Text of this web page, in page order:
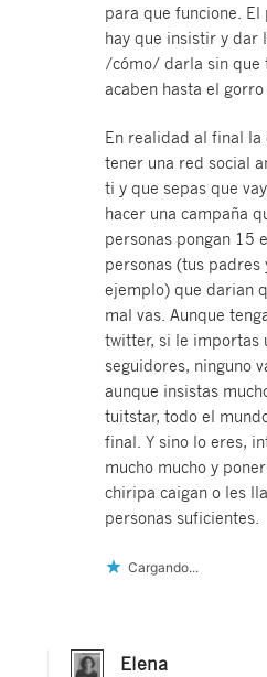
para que funcione.
hay que insistir y dar
/cómo/ darla sin que
acaben hasta el
En realidad al final la
tener una red social
ti y que sepas que
hacer una campaña
personas pongan 15
personas (tus
ejemplo) que darian
mal vas. Aunque
twitter, si le importas
seguidores, ninguno
aunque insistas
tuitstar, todo el
final. Y sino lo eres,
mucho mucho y
chiripa caigan o les
personas suficientes.
Cargando...
Elena